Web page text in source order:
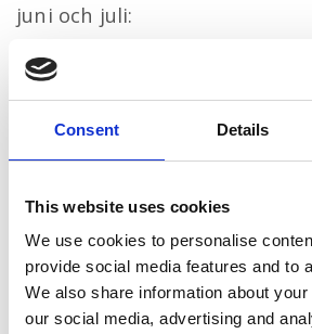
Consent Details
This website uses cookies
We use cookies to personalise
provide social media features and to
We also share information about
our social media, advertising and
juni och juli:
https://gansub.com/t/pm/